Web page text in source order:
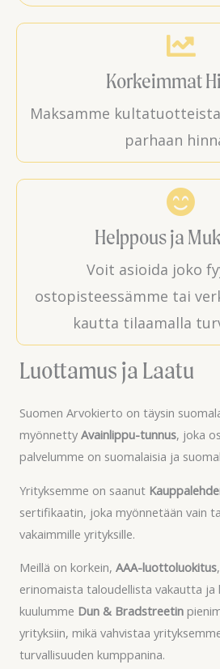
Korkeimmat
Maksamme
parhaan
Helppous ja
Voit asioida joko
ostopisteessämme tai
kautta tilaamalla
Luottamus ja Laatu
Suomen Arvokierto on täysin
myönnetty Avainlippu-tunnus, joka
palvelumme on suomalaisia ja
Yrityksemme on saanut
sertifikaatin, joka myönnetään vain
vakaimmille yrityksille.
Meillä on korkein, AAA-luottoluokitus
erinomaista taloudellista vakautta
kuulumme Dun & Bradstreetin
yrityksiin, mikä vahvistaa
turvallisuuden kumppanina.